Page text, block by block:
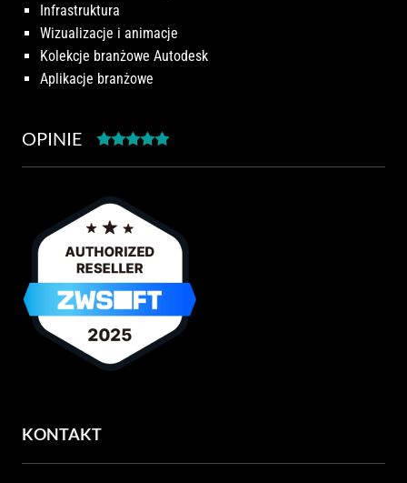
Infrastruktura
Wizualizacje i animacje
Kolekcje branżowe Autodesk
Aplikacje branżowe
OPINIE
KONTAKT